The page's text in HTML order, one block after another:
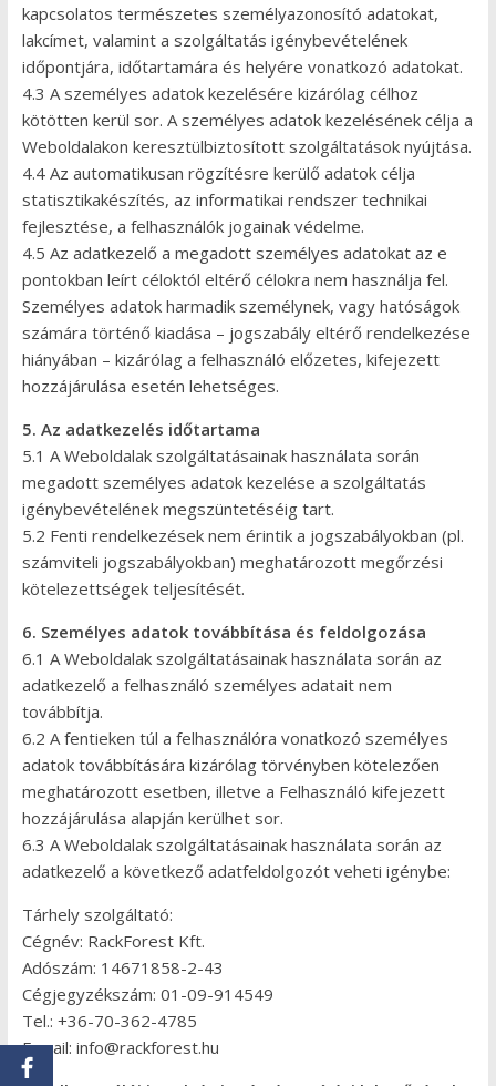
kapcsolatos természetes személyazonosító adatokat,
lakcímet, valamint a szolgáltatás igénybevételének
időpontjára, időtartamára és helyére vonatkozó adatokat.
4.3 A személyes adatok kezelésére kizárólag célhoz
kötötten kerül sor. A személyes adatok kezelésének célja a
Weboldalakon keresztülbiztosított szolgáltatások nyújtása.
4.4 Az automatikusan rögzítésre kerülő adatok célja
statisztikakészítés, az informatikai rendszer technikai
fejlesztése, a felhasználók jogainak védelme.
4.5 Az adatkezelő a megadott személyes adatokat az e
pontokban leírt céloktól eltérő célokra nem használja fel.
Személyes adatok harmadik személynek, vagy hatóságok
számára történő kiadása – jogszabály eltérő rendelkezése
hiányában – kizárólag a felhasználó előzetes, kifejezett
hozzájárulása esetén lehetséges.
5. Az adatkezelés időtartama
5.1 A Weboldalak szolgáltatásainak használata során
megadott személyes adatok kezelése a szolgáltatás
igénybevételének megszüntetéséig tart.
5.2 Fenti rendelkezések nem érintik a jogszabályokban (pl.
számviteli jogszabályokban) meghatározott megőrzési
kötelezettségek teljesítését.
6. Személyes adatok továbbítása és feldolgozása
6.1 A Weboldalak szolgáltatásainak használata során az
adatkezelő a felhasználó személyes adatait nem
továbbítja.
6.2 A fentieken túl a felhasználóra vonatkozó személyes
adatok továbbítására kizárólag törvényben kötelezően
meghatározott esetben, illetve a Felhasználó kifejezett
hozzájárulása alapján kerülhet sor.
6.3 A Weboldalak szolgáltatásainak használata során az
adatkezelő a következő adatfeldolgozót veheti igénybe:
Tárhely szolgáltató:
Cégnév: RackForest Kft.
Adószám: 14671858-2-43
Cégjegyzékszám: 01-09-914549
Tel.: +36-70-362-4785
E-mail: info@rackforest.hu